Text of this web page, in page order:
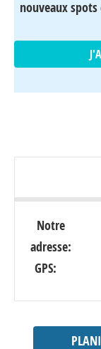
nouveaux
Notre
adresse:
GPS: